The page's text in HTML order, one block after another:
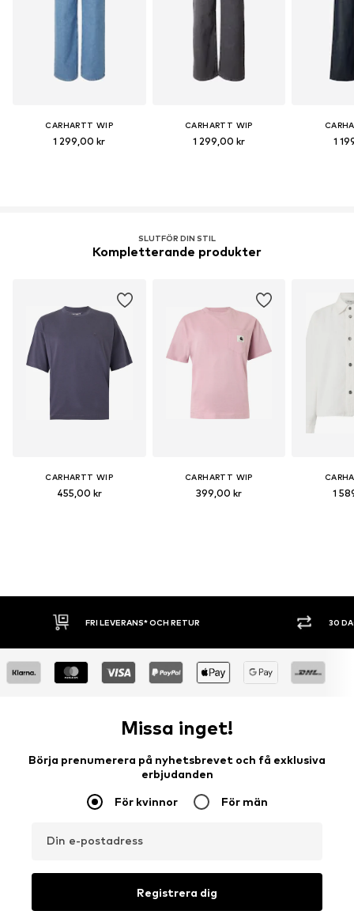
CARHARTT WIP
1 299,00 kr
CARHARTT WIP
1 299,00 kr 1
SLUTFÖR DIN STIL
Kompletterande produkter
CARHARTT WIP
455,00 kr
CARHARTT WIP
399,00 kr 1
30 DAGARS ÖPPET KÖP
Missa inget!
Börja prenumerera på nyhetsbrevet och få exklusiva
erbjudanden
För kvinnor För män
Din e-postadress
Registrera dig